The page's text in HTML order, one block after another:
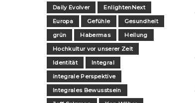
Daily Evolver
EnlightenNext
Europa
Gefühle
Gesundheit
grün
Habermas
Heilung
Hochkultur vor unserer Zeit
Identität
Integral
integrale Perspektive
Integrales Bewusstsein